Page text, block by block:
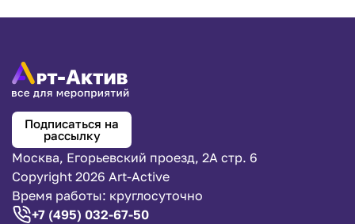
Подписаться на
рассылку
Москва, Егорьевский проезд, 2А стр. 6
Copyright 2026 Art-Active
Время работы: круглосуточно
+7 (495) 032-67-50